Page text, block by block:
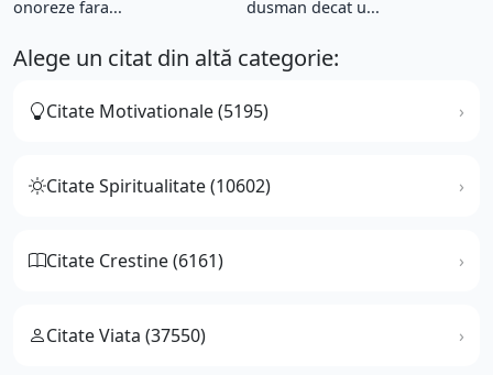
onoreze fara...
dusman decat u...
Alege un citat din altă categorie:
Citate Motivationale (5195)
Citate Spiritualitate (10602)
Citate Crestine (6161)
Citate Viata (37550)